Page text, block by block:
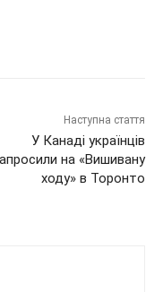
Наступна стаття
У Канаді українців
на «Вишивану
ходу» в Торонто